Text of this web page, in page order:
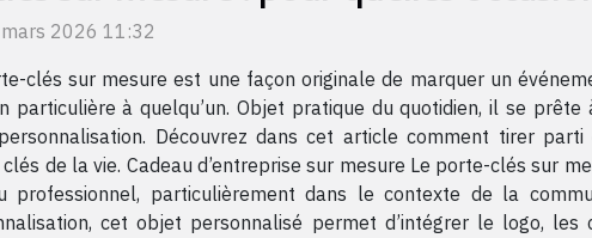
2026 11:32
clés sur mesure est une façon originale de marquer un
particulière à quelqu’un. Objet pratique du quotidien, il se prête
Découvrez dans cet article comment tirer
de la vie. Cadeau d’entreprise sur mesure Le porte-clés sur
particulièrement dans le contexte de la
cet objet personnalisé permet d’intégrer le logo,